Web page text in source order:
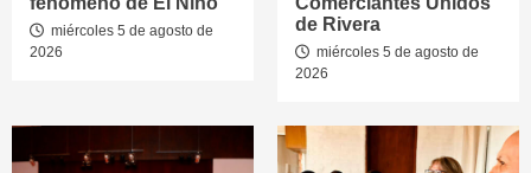
miércoles 5 de agosto de
2026
de Rivera
miércoles 5 de agosto de
2026